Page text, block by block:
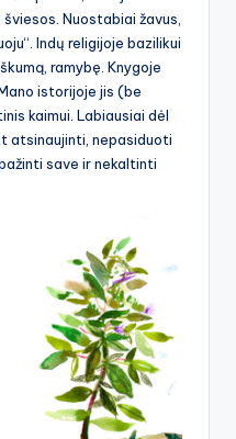
Nuostabiai žavus,
Indų religijoje bazilikui
ramybę. Knygoje
istorijoje jis (be
kaimui. Labiausiai dėl
atsinaujinti, nepasiduoti
save ir nekaltinti